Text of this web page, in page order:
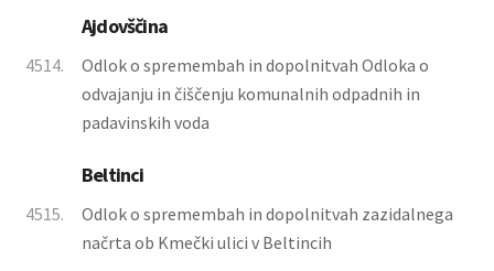
Ajdovščina
4514.
Odlok o spremembah in dopolnitvah Odloka o
odvajanju in čiščenju komunalnih odpadnih in
padavinskih voda
Beltinci
4515.
Odlok o spremembah in dopolnitvah zazidalnega
načrta ob Kmečki ulici v Beltincih